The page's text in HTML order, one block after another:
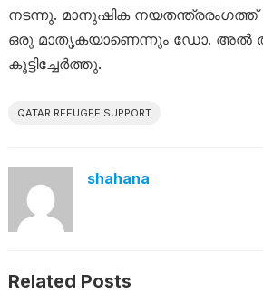
നടന്നു. മാനുഷിക
ഒരു മാതൃകയാണെന്നും ഡോ. അൽ
കൂട്ടിച്ചേർത്തു.
QATAR REFUGEE SUPPORT
shahana
Related Posts